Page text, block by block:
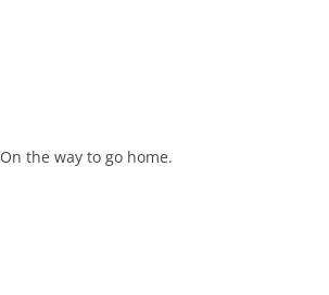
On the way to go home.